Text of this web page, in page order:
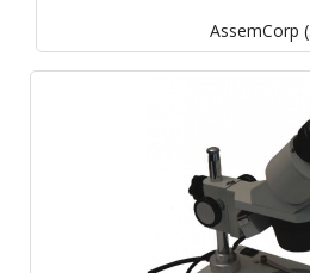
AssemCorp